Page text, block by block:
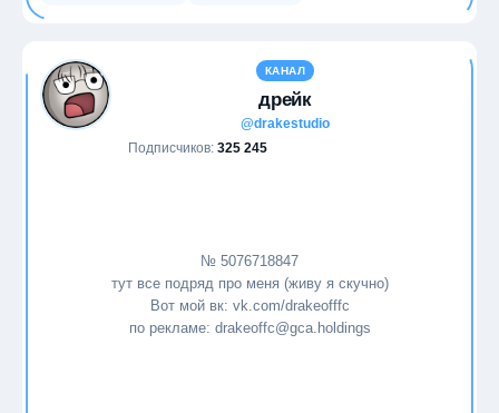
КАНАЛ
дрейк
@drakestudio
Подписчиков: 325 245
№ 5076718847
тут все подряд про меня (живу я скучно)
Вот мой вк: vk.com/drakeofffc
по рекламе: drakeoffc@gca.holdings